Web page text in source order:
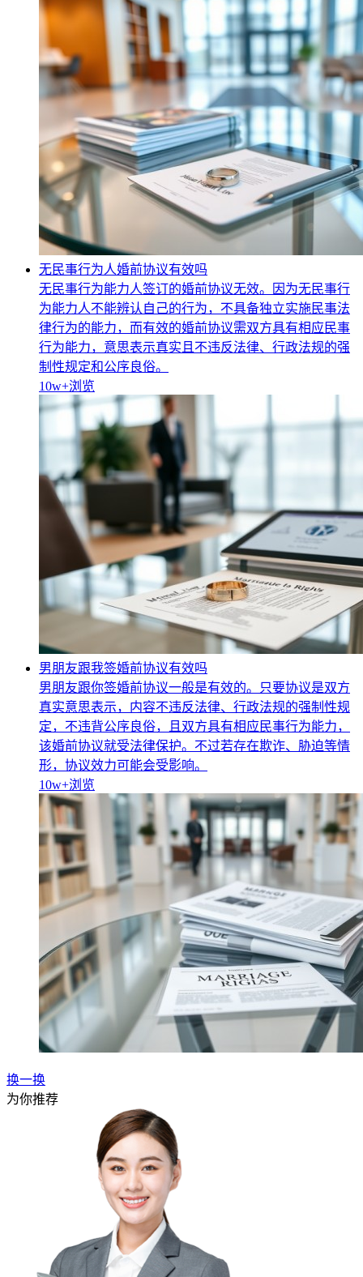
无民事行为人婚前协议有效吗
无民事行为能力人签订的婚前协议无效。因为无民事行
为能力人不能辨认自己的行为，不具备独立实施民事法
律行为的能力，而有效的婚前协议需双方具有相应民事
行为能力，意思表示真实且不违反法律、行政法规的强
制性规定和公序良俗。
10w+浏览
男朋友跟我签婚前协议有效吗
男朋友跟你签婚前协议一般是有效的。只要协议是双方
真实意思表示，内容不违反法律、行政法规的强制性规
定，不违背公序良俗，且双方具有相应民事行为能力，
该婚前协议就受法律保护。不过若存在欺诈、胁迫等情
形，协议效力可能会受影响。
10w+浏览
换一换
为你推荐